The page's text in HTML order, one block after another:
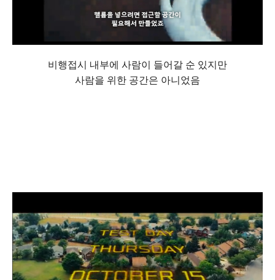
비행접시 내부에 사람이 들어갈 순 있지만
사람을 위한 공간은 아니었음